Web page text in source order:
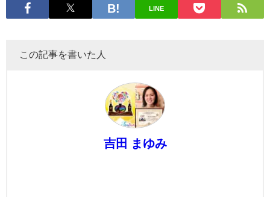
LINE
この記事を書いた人
吉田 まゆみ